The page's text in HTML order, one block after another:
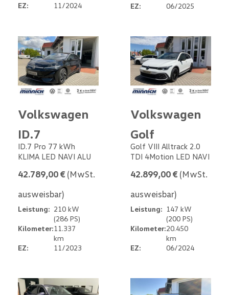
EZ:
11/2024
EZ:
06/2025
Volkswagen
ID.7
ID.7 Pro 77 kWh
KLIMA LED NAVI ALU
42.789,00 € (MwSt.
ausweisbar)
Leistung: 210 kW
(286 PS)
Kilometer:11.337
km
EZ:
11/2023
Volkswagen
Golf
Golf VIII Alltrack 2.0
TDI 4Motion LED NAVI
42.899,00 € (MwSt.
ausweisbar)
Leistung: 147 kW
(200 PS)
Kilometer:20.450
km
EZ:
06/2024